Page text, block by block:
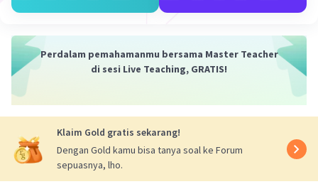
Perdalam pemahamanmu bersama Master Teacher
di sesi Live Teaching, GRATIS!
Klaim Gold gratis sekarang!
Dengan Gold kamu bisa tanya soal ke Forum
sepuasnya, lho.